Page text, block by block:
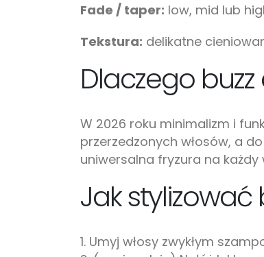
Fade / taper: low, mid lub
Tekstura: delikatne
Dlaczego
W 2026 roku minimalizm i
przerzedzonych włosów, a
uniwersalna fryzura na każdy
Jak stylizować
1. Umyj włosy zwykłym